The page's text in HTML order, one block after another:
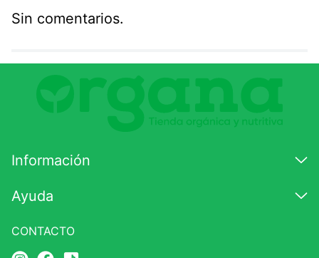
Comentario
Califique el producto de 1 a 5 estrellas
★★★
Correo electrónico
Sin comentarios.
Información
Ayuda
CONTACTO